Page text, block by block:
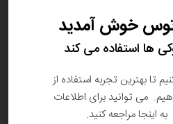
جذب مشتریان جدید
خوش آمدید
ها استفاده می کند
تا بهترین تجربه استفاده از
می توانید برای اطلاعات
مراجعه کنید.